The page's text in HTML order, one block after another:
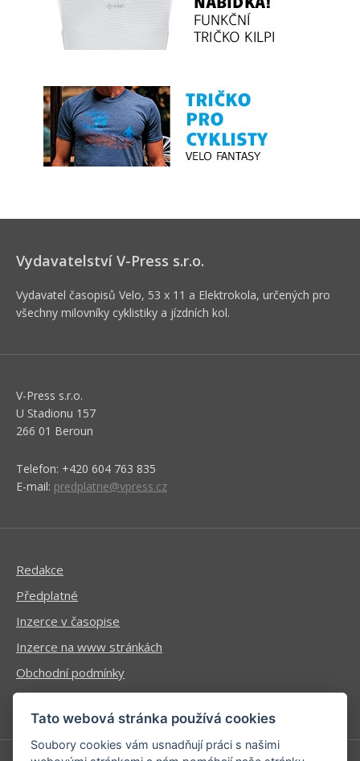
Vydavatelství V-Press s.r.o.
Vydavatel časopisů Velo, 53 x 11 a Elektrokola, určených pro
všechny milovníky cyklistiky a jízdních kol.
V-Press s.r.o.
U Stadionu 157
266 01 Beroun
Telefon: +420 604 763 835
E-mail: predplatne@vpress.cz
Redakce
Předplatné
Inzerce v časopise
Inzerce na www stránkách
Obchodní podmínky
Ochrana osobních údajů
Tato webová stránka používá cookies
Soubory cookies vám usnadňují práci s našimi